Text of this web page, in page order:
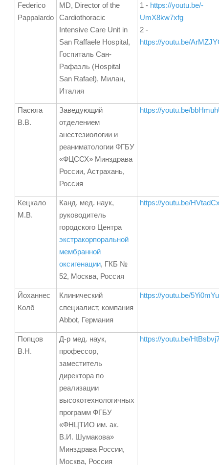
Federico
Pappalardo
MD, Director of the
Cardiothoracic
Intensive Care Unit in
San Raffaele Hospital,
Госпиталь Сан-
Рафаэль (Hospital
San Rafael), Милан,
Италия
1 - https://youtu.be/-
UmX8kw7xfg
2 -
https://youtu.be/
Пасюга
В.В.
Заведующий
отделением
анестезиологии и
реаниматологии ФГБУ
«ФЦССХ» Минздрава
России, Астрахань,
Россия
https://youtu.be/
Кецкало
М.В.
Канд. мед. наук,
руководитель
городского Центра
экстракорпоральной
мембранной
оксигенации, ГКБ №
52, Москва, Россия
https://youtu.be/
Йоханнес
Колб
Клинический
специалист, компания
Abbot, Германия
https://youtu.be/
Попцов
В.Н.
Д-р мед. наук,
профессор,
заместитель
директора по
реализации
высокотехнологичных
программ ФГБУ
«ФНЦТИО им. ак.
В.И. Шумакова»
Минздрава России,
Москва, Россия
https://youtu.be/